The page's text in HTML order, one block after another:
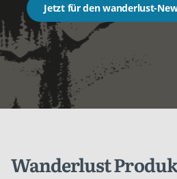
Jetzt für den wanderlust-
Wanderlust